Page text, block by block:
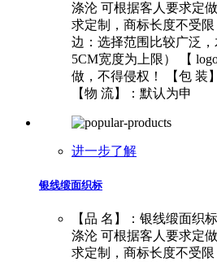
涤沦 可根据客人要求定
求定制，商标长度不受
边：选择范围比较广泛
5CM宽度为上限） 【
做，不得侵权！ 【包 装
【物 流】：默认为申
进一步了解
银线缎面织标
【品 名】：银线缎面织
涤沦 可根据客人要求定
求定制，商标长度不受